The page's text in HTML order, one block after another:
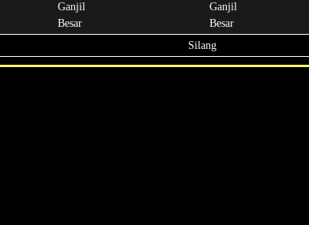
Ganjil
Besar
Ganjil
Besar
Silang